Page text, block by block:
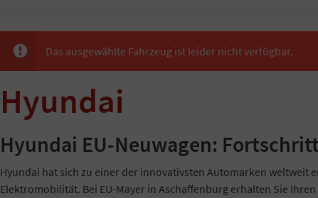
Das ausgewählte Fahrzeug ist leider nicht verfügbar.
Hyundai
Hyundai EU-Neuwagen:
Hyundai hat sich zu einer der innovativsten Automarken weltweit
Elektromobilität. Bei EU-Mayer in Aschaffenburg erhalten Sie